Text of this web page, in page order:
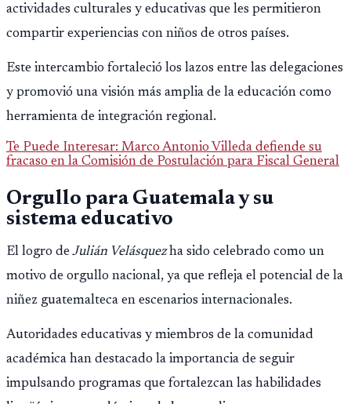
actividades culturales y educativas que les permitieron
compartir experiencias con niños de otros países.
Este intercambio fortaleció los lazos entre las delegaciones
y promovió una visión más amplia de la educación como
herramienta de integración regional.
Te Puede Interesar: Marco Antonio Villeda defiende su
fracaso en la Comisión de Postulación para Fiscal General
Orgullo para Guatemala y su
sistema educativo
El logro deJulián Velásquezha sido celebrado como un
motivo de orgullo nacional, ya que refleja el potencial de la
niñez guatemalteca en escenarios internacionales.
Autoridades educativas y miembros de la comunidad
académica han destacado la importancia de seguir
impulsando programas que fortalezcan las habilidades